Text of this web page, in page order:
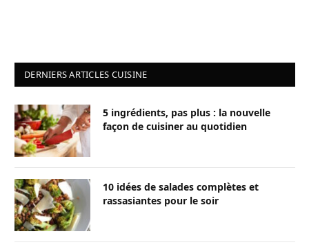
DERNIERS ARTICLES CUISINE
5 ingrédients, pas plus : la nouvelle
façon de cuisiner au quotidien
10 idées de salades complètes et
rassasiantes pour le soir